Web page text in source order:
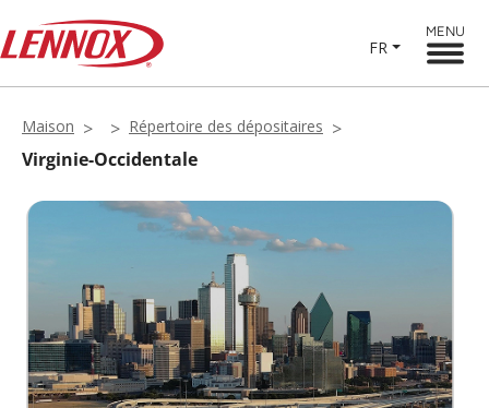
FR
MENU
Maison Répertoire des dépositaires
Virginie-Occidentale